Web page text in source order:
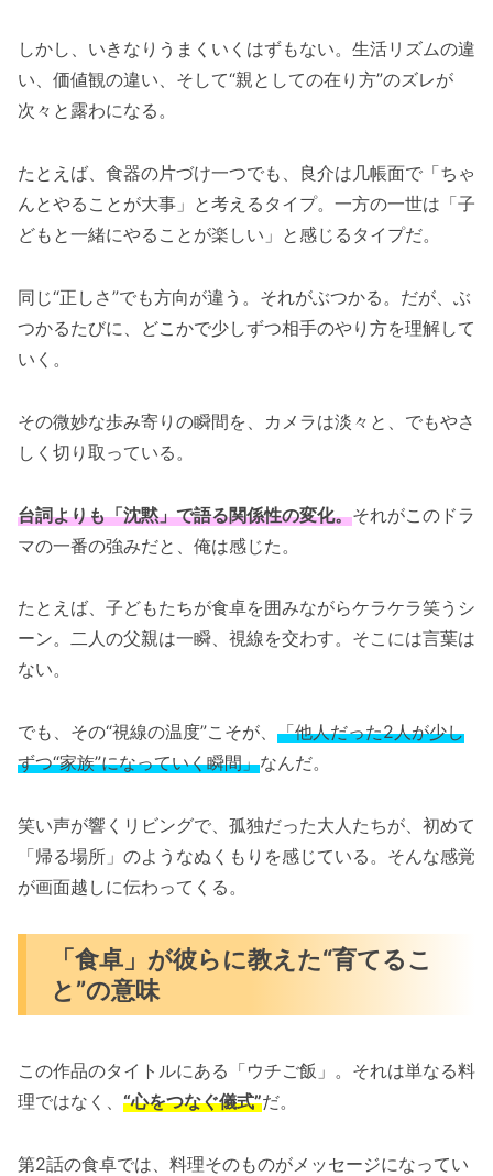
しかし、いきなりうまくいくはずもない。生活リズムの違
い、価値観の違い、そして“親としての在り方”のズレが
次々と露わになる。
たとえば、食器の片づけ一つでも、良介は几帳面で「ちゃ
んとやることが大事」と考えるタイプ。一方の一世は「子
どもと一緒にやることが楽しい」と感じるタイプだ。
同じ“正しさ”でも方向が違う。それがぶつかる。だが、ぶ
つかるたびに、どこかで少しずつ相手のやり方を理解して
いく。
その微妙な歩み寄りの瞬間を、カメラは淡々と、でもやさ
しく切り取っている。
台詞よりも「沈黙」で語る関係性の変化。それがこのドラ
マの一番の強みだと、俺は感じた。
たとえば、子どもたちが食卓を囲みながらケラケラ笑うシ
ーン。二人の父親は一瞬、視線を交わす。そこには言葉は
ない。
でも、その“視線の温度”こそが、 「他人だった2人が少し
ずつ“家族”になっていく瞬間」なんだ。
笑い声が響くリビングで、孤独だった大人たちが、初めて
「帰る場所」のようなぬくもりを感じている。そんな感覚
が画面越しに伝わってくる。
「食卓」が彼らに教えた“育てるこ
と”の意味
この作品のタイトルにある「ウチご飯」。それは単なる料
理ではなく、 “心をつなぐ儀式”だ。
第2話の食卓では、料理そのものがメッセージになってい